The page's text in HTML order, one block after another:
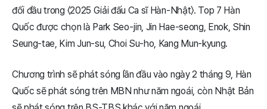
đối đầu trong 〈2025 Giải đấu Ca sĩ Hàn-Nhật〉. Top 7 Hàn
Quốc được chọn là Park Seo-jin, Jin Hae-seong, Enok, Shin
Seung-tae, Kim Jun-su, Choi Su-ho, Kang Mun-kyung.
Chương trình sẽ phát sóng lần đầu vào ngày 2 tháng 9, Hàn
Quốc sẽ phát sóng trên MBN như năm ngoái, còn Nhật Bản